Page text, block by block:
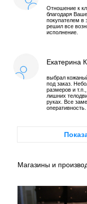
Отношение к
благодаря
покупателем в
решил все
исполнение.
Екатерина
выбрал
под заказ.
размеров и
лишних
руках. Все
Магазины и